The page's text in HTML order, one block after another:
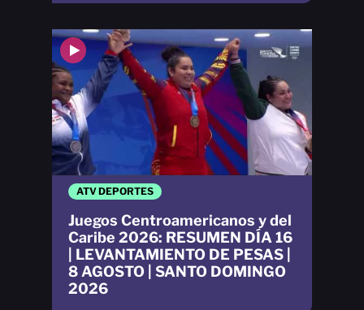
ATV DEPORTES
Juegos Centroamericanos y del
Caribe 2026: RESUMEN DÍA 16
| LEVANTAMIENTO DE PESAS |
8 AGOSTO | SANTO DOMINGO
2026